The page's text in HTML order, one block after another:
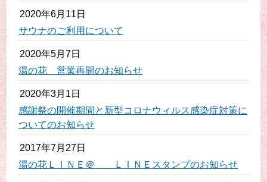
2020年6月11日
サウナのご利用について
2020年5月7日
湯の花 営業再開のお知らせ
2020年3月1日
感謝祭の開催期間と新型コロナウィルス感染症対策に
ついてのお知らせ
2017年7月27日
湯の花ＬＩＮＥ＠ ＬＩＮＥスタンプのお知らせ